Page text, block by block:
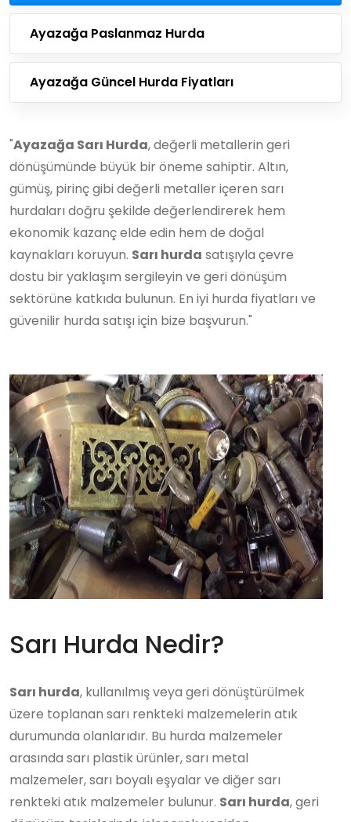
Ayazağa Paslanmaz Hurda
Ayazağa Güncel Hurda Fiyatları
"Ayazağa Sarı Hurda, değerli metallerin geri
dönüşümünde büyük bir öneme sahiptir. Altın,
gümüş, pirinç gibi değerli metaller içeren sarı
hurdaları doğru şekilde değerlendirerek hem
ekonomik kazanç elde edin hem de doğal
kaynakları koruyun. Sarı hurda satışıyla çevre
dostu bir yaklaşım sergileyin ve geri dönüşüm
sektörüne katkıda bulunun. En iyi hurda fiyatları ve
güvenilir hurda satışı için bize başvurun."
Sarı Hurda Nedir?
Sarı hurda, kullanılmış veya geri dönüştürülmek
üzere toplanan sarı renkteki malzemelerin atık
durumunda olanlarıdır. Bu hurda malzemeler
arasında sarı plastik ürünler, sarı metal
malzemeler, sarı boyalı eşyalar ve diğer sarı
renkteki atık malzemeler bulunur. Sarı hurda, geri